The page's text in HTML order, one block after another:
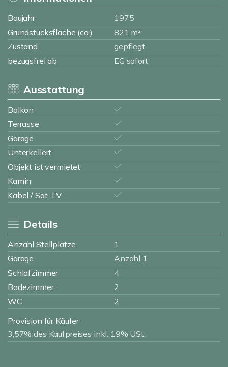
Baujahr
1975
Grundstücksfläche (ca.)
821 m²
Zustand
gepflegt
bezugsfrei ab
EG sofort
Ausstattung
Balkon
Terrasse
Garage
Unterkellert
Objekt ist vermietet
Kamin
Kabel / Sat-TV
Details
Anzahl Stellplätze
1
Garage
Anzahl 1
Schlafzimmer
4
Badezimmer
2
WC
2
Provision für Käufer
3,57% des Kaufpreises inkl. 19% USt.